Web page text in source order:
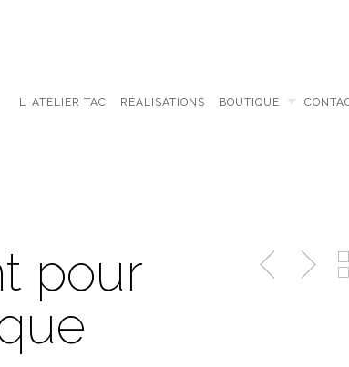
L’ ATELIER TAC RÉALISATIONS BOUTIQUE
pour